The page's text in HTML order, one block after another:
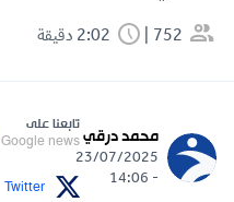
752
محمد درقي
23/07/2025
- 14:06
تابعنا على
Google news
Twitter